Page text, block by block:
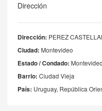
Dirección
Dirección: PEREZ
Ciudad: Montevideo
Estado / Condado: Montevideo
Barrio: Ciudad Vieja
País: Uruguay, República